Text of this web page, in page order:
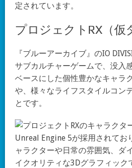
定されています。
プロジェクトRX（仮
『ブルーアーカイブ』のIO
サブカルチャーゲームで、没入
ベースにした個性豊かなキャラ
や、様々なライフスタイルコン
とです。
Unreal Engine 5が採用されてお
ャラクターや日常の雰囲気、ダ
イクオリティな3Dグラフィック